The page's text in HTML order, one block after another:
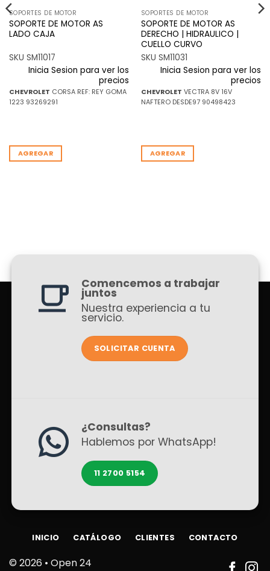
SOPORTES DE MOTOR
SOPORTE DE MOTOR AS
LADO CAJA
SKU SM11017
Inicia Sesion para ver los
precios
CHEVROLET CORSA REF: REY GOMA
1223 93269291
AGREGAR
SOPORTES DE MOTOR
SOPORTE DE MOTOR AS
DERECHO | HIDRAULICO |
CUELLO CURVO
SKU SM11031
Inicia Sesion para ver los
precios
CHEVROLET VECTRA 8V 16V
NAFTERO DESDE97 90498423
AGREGAR
Comencemos a trabajar
juntos
Nuestra experiencia a tu
servicio.
SOLICITAR CUENTA
¿Consultas?
Hablemos por WhatsApp!
11 2700 5154
© 2026 • Open 24
INICIO CATÁLOGO CLIENTES CONTACTO